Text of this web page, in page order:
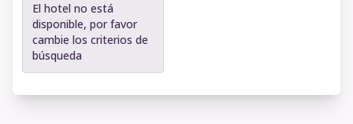
El hotel no está
disponible, por favor
cambie los criterios de
búsqueda